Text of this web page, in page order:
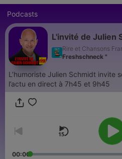
Podcasts
L'invité de Julien
Rire et Chansons
Freshschneck "
L’humoriste Julien Schmidt invite
l’actu en direct à 7h45 et 9h45
00:00